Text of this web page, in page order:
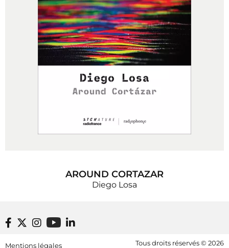
AROUND CORTAZAR
Diego Losa
Footer bottom
Mentions légales Tous droits réservés © 2026